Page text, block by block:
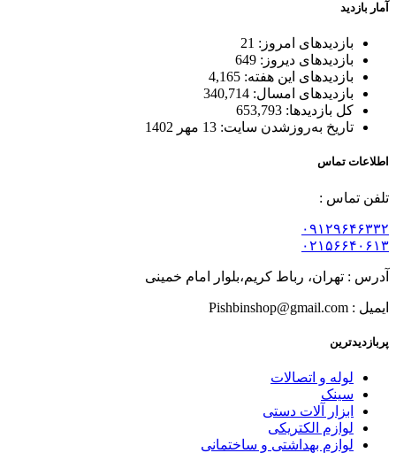
آمار بازدید
بازدیدهای امروز: 21
بازدیدهای دیروز: 649
بازدیدهای این هفته: 4,165
بازدیدهای امسال: 340,714
کل بازدیدها: 653,793
تاریخ به‌روزشدن سایت: 13 مهر 1402
اطلاعات تماس
تلفن تماس :
۰۹۱۲۹۶۴۶۳۳۲
۰۲۱۵۶۶۴۰۶۱۳
آدرس : تهران، رباط کریم،بلوار امام خمینی
ایمیل : Pishbinshop@gmail.com
پربازدیدترین
لوله و اتصالات
سینک
ابزار آلات دستی
لوازم الکتریکی
لوازم بهداشتی و ساختمانی